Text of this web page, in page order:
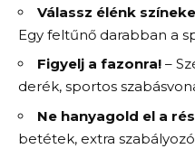
Válassz élénk
Egy feltűnő darabban a
Figyelj a fazonra! –
derék, sportos
Ne hanyagold el a
betétek, extra